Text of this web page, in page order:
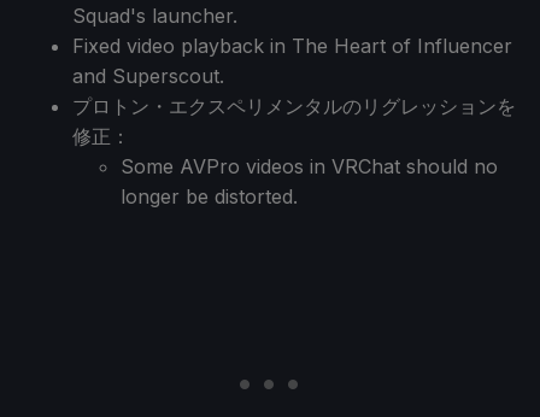
Squad's launcher.
Fixed video playback in The Heart of Influencer
and Superscout.
プロトン・エクスペリメンタルのリグレッションを
修正：
Some AVPro videos in VRChat should no
longer be distorted.